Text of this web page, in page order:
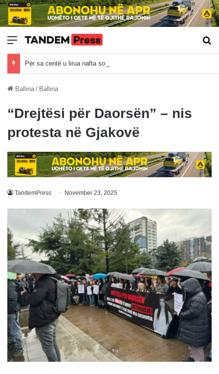
Meny
Për sa centë u lirua nafta sot?
Ballina / Ballina
“Drejtësi për Daorsën” – nis
protesta në Gjakovë
TandemPress November 23, 2025